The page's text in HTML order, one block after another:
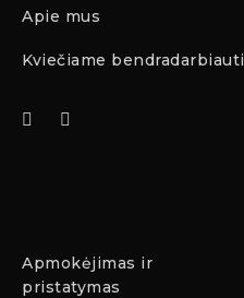
Apie mus
Kviečiame bendradarbiauti
Apmokėjimas ir
pristatymas